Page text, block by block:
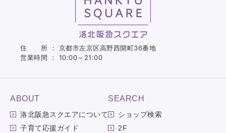
住 所 ： 京都市左京区高野西開町36番地
営業時間 ： 10:00～21:00
ABOUT
洛北阪急スクエアについて
子育て応援ガイド
SEARCH
ショップ検索
2F